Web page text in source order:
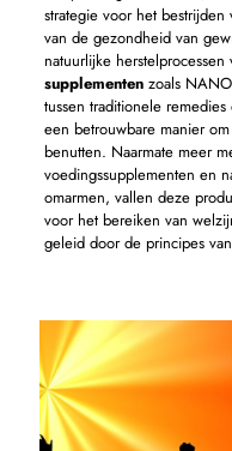
strategie voor het bestrijden
van de gezondheid van
natuurlijke herstelprocessen
supplementenzoals
tussen traditionele
een betrouwbare manier
benutten. Naarmate meer
voedingssupplementen en
omarmen, vallen deze
voor het bereiken van
geleid door de principes